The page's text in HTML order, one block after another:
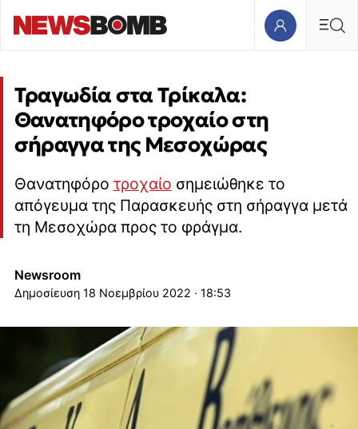
Τραγωδία στα Τρίκαλα:
Θανατηφόρο τροχαίο στη
σήραγγα της Μεσοχώρας
Θανατηφόρο τροχαίο σημειώθηκε το
απόγευμα της Παρασκευής στη σήραγγα μετά
τη Μεσοχώρα προς το φράγμα.
Newsroom
18 Νοεμβρίου 2022 · 18:53